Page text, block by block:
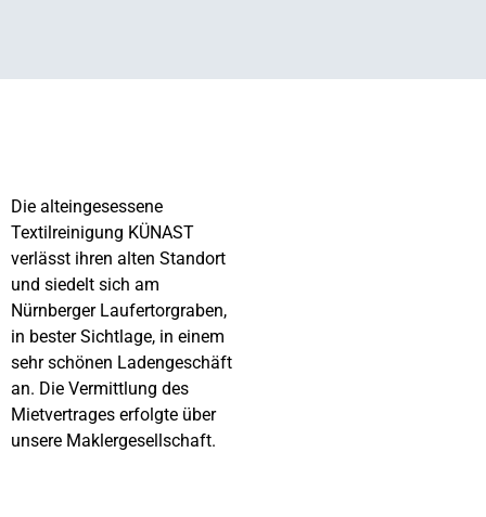
Die alteingesessene
Textilreinigung KÜNAST
verlässt ihren alten Standort
und siedelt sich am
Nürnberger Laufertorgraben,
in bester Sichtlage, in einem
sehr schönen Ladengeschäft
an. Die Vermittlung des
Mietvertrages erfolgte über
unsere Maklergesellschaft.